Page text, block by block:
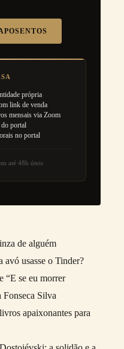
própria
link de venda
mensais via Zoom
portal
no portal
até 48h úteis
de alguém
avó usasse o Tinder?
“E se eu morrer
Fonseca Silva
apaixonantes para